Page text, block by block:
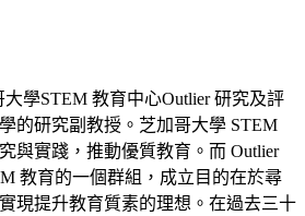
大學STEM 教育中心Outlier 研究及評
的研究副教授。芝加哥大學 STEM
與實踐，推動優質教育。而 Outlier
教育的一個群組，成立目的在於尋
現提升教育質素的理想。在過去三十